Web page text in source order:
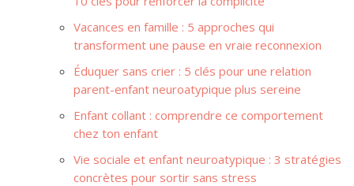
Vacances en famille : 5 approches qui
transforment une pause en vraie reconnexion
Éduquer sans crier : 5 clés pour une relation
parent-enfant neuroatypique plus sereine
Enfant collant : comprendre ce comportement
chez ton enfant
Vie sociale et enfant neuroatypique : 3 stratégies
concrètes pour sortir sans stress